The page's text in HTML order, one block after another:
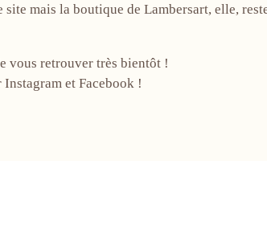
site mais la boutique de Lambersart, elle,
vous retrouver très bientôt !
et Facebook !